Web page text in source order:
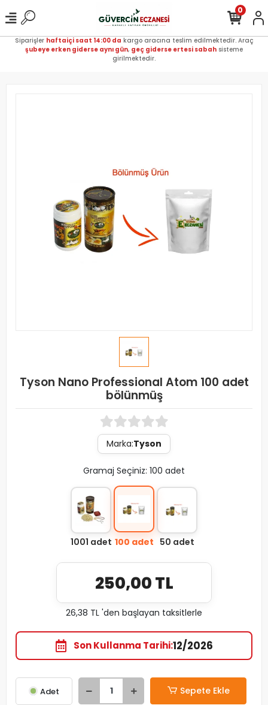
Siparişler haftaiçi saat 14:00 da kargo aracına teslim edilmektedir. Araç
şubeye erken giderse aynı gün, geç giderse ertesi sabah sisteme
girilmektedir.
0
Tyson Nano Professional Atom 100 adet
bölünmüş
Marka:Tyson
Gramaj Seçiniz: 100 adet
1001 adet 100 adet 50 adet
250,00 TL
26,38 TL 'den başlayan taksitlerle
Son Kullanma Tarihi12/2026
Adet Sepete Ekle